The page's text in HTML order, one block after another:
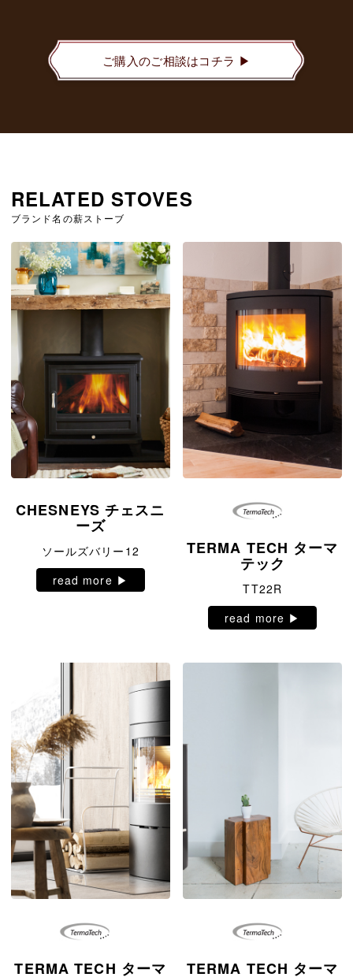
ご購入のご相談はコチラ ▶︎
RELATED STOVES
ブランド名の薪ストーブ
CHESNEYS チェスニ
ーズ
ソールズバリー12
read more ▶︎
TERMA TECH ターマ
テック
TT22R
read more ▶︎
TERMA TECH ターマ TERMA TECH ターマ